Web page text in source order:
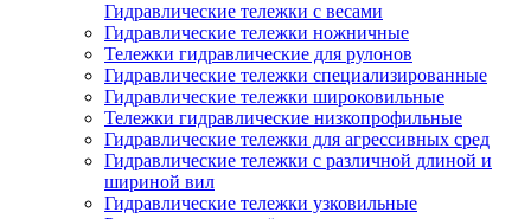
Гидравлические тележки с весами
Гидравлические тележки ножничные
Тележки гидравлические для рулонов
Гидравлические тележки специализированные
Гидравлические тележки широковильные
Тележки гидравлические низкопрофильные
Гидравлические тележки для агрессивных сред
Гидравлические тележки с различной длиной и
шириной вил
Гидравлические тележки узковильные